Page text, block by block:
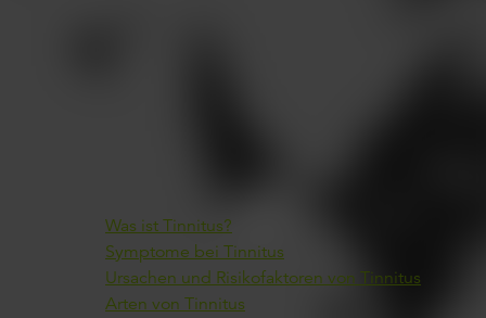
Was ist Tinnitus?
Symptome bei Tinnitus
Ursachen und Risikofaktoren von Tinnitus
Arten von Tinnitus